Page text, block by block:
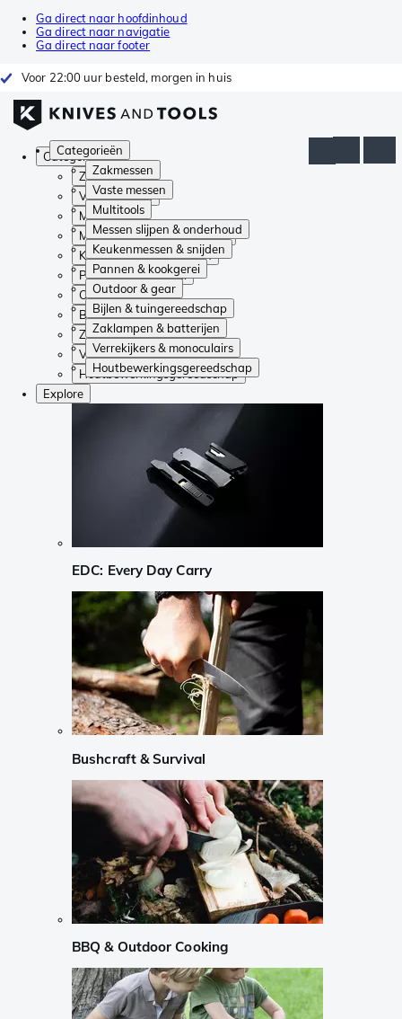
Ga direct naar hoofdinhoud
Ga direct naar navigatie
Ga direct naar footer
Voor 22:00 uur besteld, morgen in huis
Categorieën
Zakmessen
Vaste messen
Multitools
Messen slijpen & onderhoud
Keukenmessen & snijden
Pannen & kookgerei
Outdoor & gear
Bijlen & tuingereedschap
Zaklampen & batterijen
Verrekijkers & monoculairs
Houtbewerkingsgereedschap
Categorieën
Zakmessen
Vaste messen
Multitools
Messen slijpen & onderhoud
Keukenmessen & snijden
Pannen & kookgerei
Outdoor & gear
Bijlen & tuingereedschap
Zaklampen & batterijen
Verrekijkers & monoculairs
Houtbewerkingsgereedschap
Explore
EDC: Every Day Carry
Bushcraft & Survival
BBQ & Outdoor Cooking